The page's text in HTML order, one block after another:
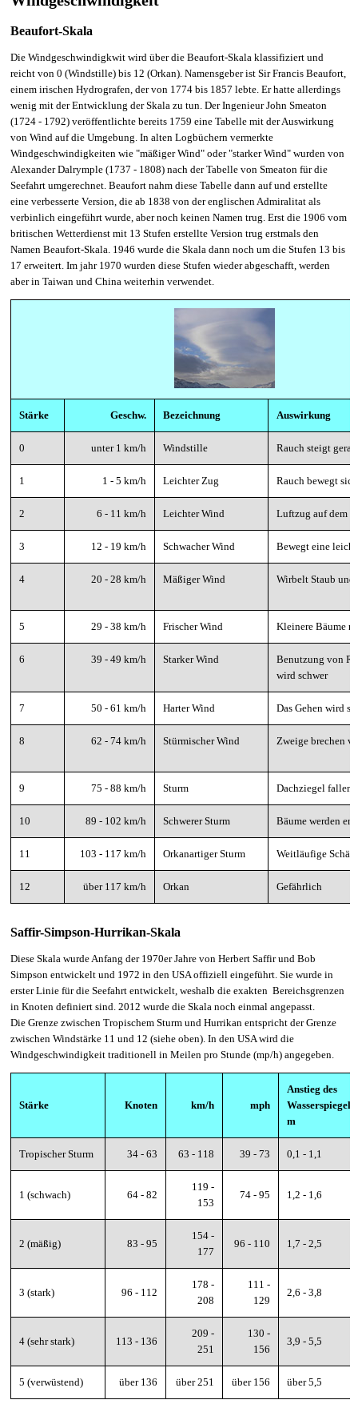
Beaufort-Skala
Die Windgeschwindigkwit wird über die Beaufort-Skala klassifiziert und
reicht von 0 (Windstille) bis 12 (Orkan). Namensgeber ist Sir Francis Beaufort,
einem irischen Hydrografen, der von 1774 bis 1857 lebte. Er hatte allerdings
wenig mit der Entwicklung der Skala zu tun. Der Ingenieur John Smeaton
(1724 - 1792) veröffentlichte bereits 1759 eine Tabelle mit der Auswirkung
von Wind auf die Umgebung. In alten Logbüchern vermerkte
Windgeschwindigkeiten wie "mäßiger Wind" oder "starker Wind" wurden von
Alexander Dalrymple (1737 - 1808) nach der Tabelle von Smeaton für die
Seefahrt umgerechnet. Beaufort nahm diese Tabelle dann auf und erstellte
eine verbesserte Version, die ab 1838 von der englischen Admiralitat als
verbinlich eingeführt wurde, aber noch keinen Namen trug. Erst die 1906 vom
britischen Wetterdienst mit 13 Stufen erstellte Version trug erstmals den
Namen Beaufort-Skala. 1946 wurde die Skala dann noch um die Stufen 13 bis
17 erweitert. Im jahr 1970 wurden diese Stufen wieder abgeschafft, werden
aber in Taiwan und China weiterhin verwendet.
Stärke Geschw. Bezeichnung Auswirkung
0 unter 1 km/h Windstille Rauch steigt
1 1 - 5 km/h Leichter Zug Rauch bewegt
2 6 - 11 km/h Leichter Wind Luftzug auf dem
3 12 - 19 km/h Schwacher Wind Bewegt eine
4 20 - 28 km/h Mäßiger Wind Wirbelt Staub und
5 29 - 38 km/h Frischer Wind Kleinere Bäume
6 39 - 49 km/h Starker Wind
Benutzung von
wird schwer
7 50 - 61 km/h Harter Wind Das Gehen wird
8 62 - 74 km/h Stürmischer Wind Zweige brechen
9 75 - 88 km/h Sturm Dachziegel fallen
10 89 - 102 km/h Schwerer Sturm Bäume werden
11 103 - 117 km/h Orkanartiger Sturm Weitläufige
12 über 117 km/h Orkan Gefährlich
Saffir-Simpson-Hurrikan-Skala
Diese Skala wurde Anfang der 1970er Jahre von Herbert Saffir und Bob
Simpson entwickelt und 1972 in den USA offiziell eingeführt. Sie wurde in
erster Linie für die Seefahrt entwickelt, weshalb die exakten Bereichsgrenzen
in Knoten definiert sind. 2012 wurde die Skala noch einmal angepasst.
Die Grenze zwischen Tropischem Sturm und Hurrikan entspricht der Grenze
zwischen Windstärke 11 und 12 (siehe oben). In den USA wird die
Windgeschwindigkeit traditionell in Meilen pro Stunde (mp/h) angegeben.
Stärke Knoten km/h mph
Anstieg des
Wasserspiegels
m
Tropischer Sturm 34 - 63 63 - 118 39 - 73 0,1 - 1,1
1 (schwach) 64 - 82
119 -
153
74 - 95 1,2 - 1,6
2 (mäßig) 83 - 95
154 -
177
96 - 110 1,7 - 2,5
3 (stark) 96 - 112
178 -
208
111 -
129
2,6 - 3,8
4 (sehr stark) 113 - 136
209 -
251
130 -
156
3,9 - 5,5
5 (verwüstend) über 136 über 251 über 156 über 5,5